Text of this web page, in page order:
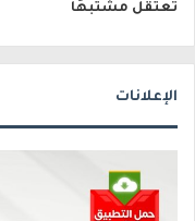
تعتقل مشتبهًا
الإعلانات